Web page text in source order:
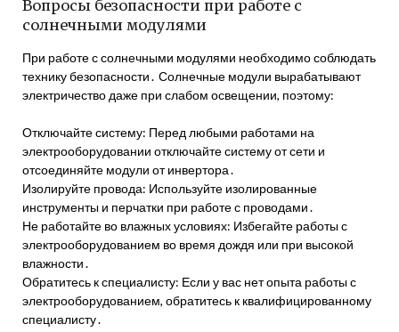
Вопросы безопасности при работе с
солнечными модулями
При работе с солнечными модулями необходимо соблюдать
технику безопасности․ Солнечные модули вырабатывают
электричество даже при слабом освещении, поэтому:
Отключайте систему: Перед любыми работами на
электрооборудовании отключайте систему от сети и
отсоединяйте модули от инвертора․
Изолируйте провода: Используйте изолированные
инструменты и перчатки при работе с проводами․
Не работайте во влажных условиях: Избегайте работы с
электрооборудованием во время дождя или при высокой
влажности․
Обратитесь к специалисту: Если у вас нет опыта работы с
электрооборудованием, обратитесь к квалифицированному
специалисту․